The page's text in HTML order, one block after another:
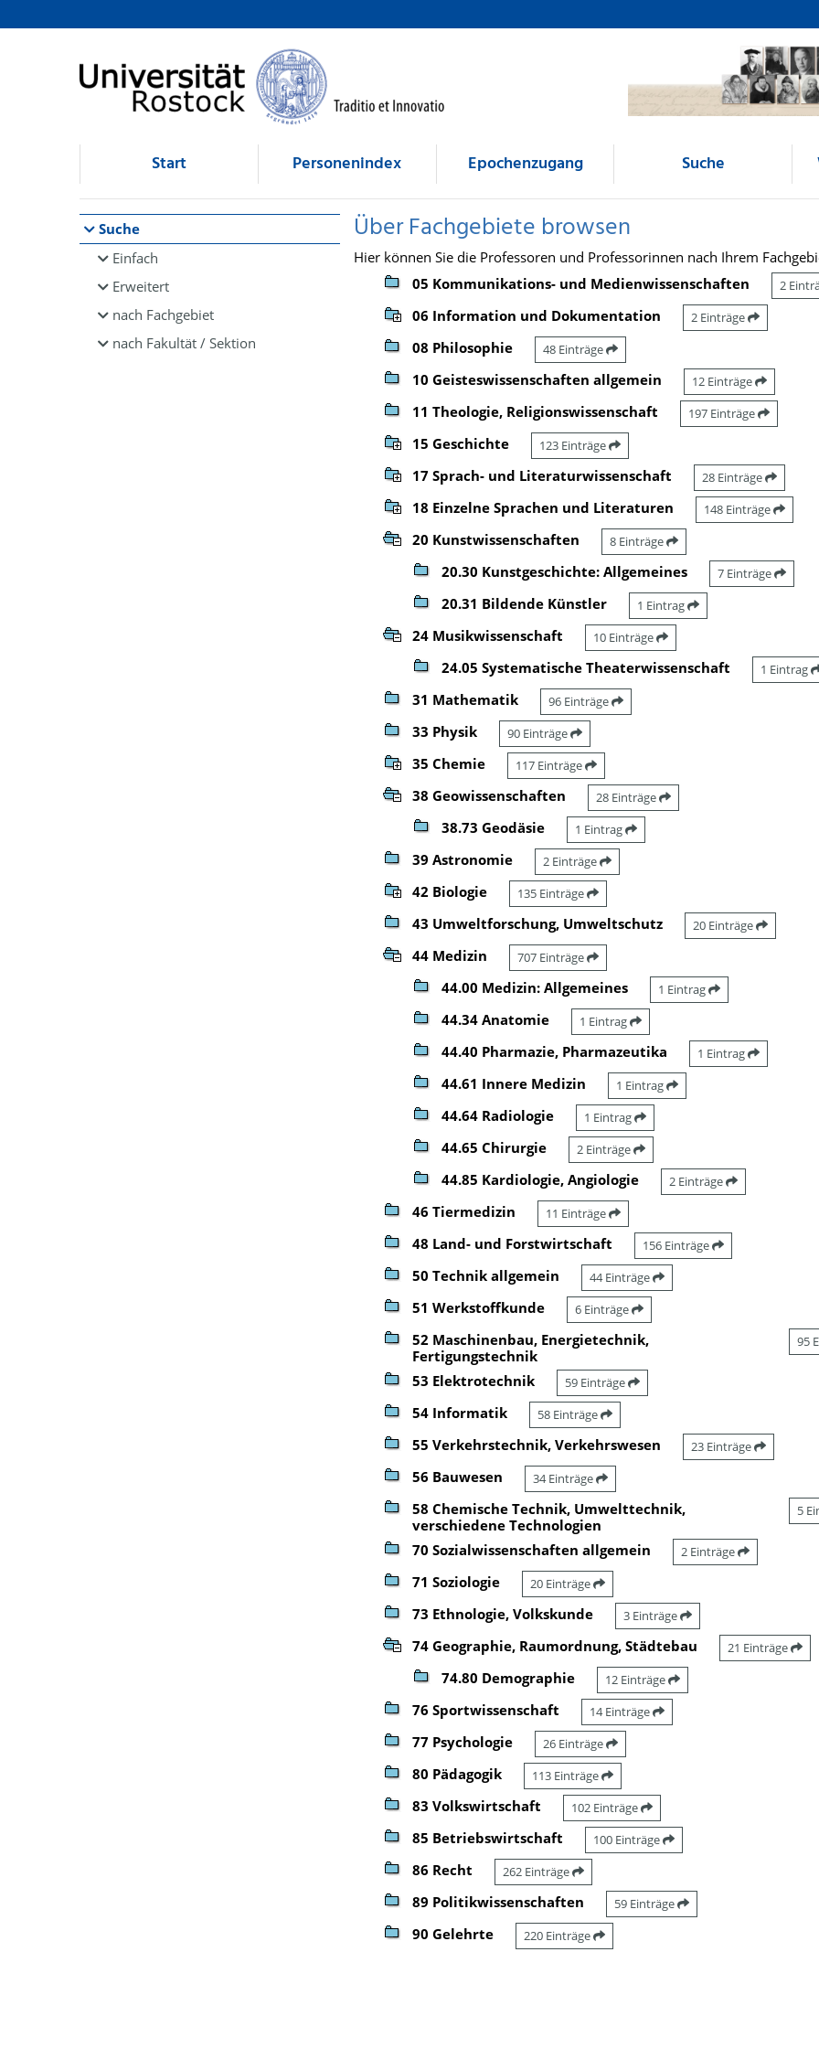
Browsen
direkt zum Inhalt
Start Personenindex Epochenzugang Suche
Suche
Einfach
Erweitert
nach Fachgebiet
nach Fakultät / Sektion
Über Fachgebiete browsen
Hier können Sie die Professoren und Professorinnen nach Ihrem
05 Kommunikations- und Medienwissenschaften
2
06 Information und Dokumentation 2 Einträge
08 Philosophie 48 Einträge
10 Geisteswissenschaften allgemein 12 Einträge
11 Theologie, Religionswissenschaft 197 Einträge
15 Geschichte 123 Einträge
17 Sprach- und Literaturwissenschaft 28 Einträge
18 Einzelne Sprachen und Literaturen 148 Einträge
20 Kunstwissenschaften 8 Einträge
20.30 Kunstgeschichte: Allgemeines 7 Einträge
20.31 Bildende Künstler 1 Eintrag
24 Musikwissenschaft 10 Einträge
24.05 Systematische Theaterwissenschaft 1 Eintrag
31 Mathematik 96 Einträge
33 Physik 90 Einträge
35 Chemie 117 Einträge
38 Geowissenschaften 28 Einträge
38.73 Geodäsie 1 Eintrag
39 Astronomie 2 Einträge
42 Biologie 135 Einträge
43 Umweltforschung, Umweltschutz 20 Einträge
44 Medizin 707 Einträge
44.00 Medizin: Allgemeines 1 Eintrag
44.34 Anatomie 1 Eintrag
44.40 Pharmazie, Pharmazeutika 1 Eintrag
44.61 Innere Medizin 1 Eintrag
44.64 Radiologie 1 Eintrag
44.65 Chirurgie 2 Einträge
44.85 Kardiologie, Angiologie 2 Einträge
46 Tiermedizin 11 Einträge
48 Land- und Forstwirtschaft 156 Einträge
50 Technik allgemein 44 Einträge
51 Werkstoffkunde 6 Einträge
52 Maschinenbau, Energietechnik,
Fertigungstechnik
95
53 Elektrotechnik 59 Einträge
54 Informatik 58 Einträge
55 Verkehrstechnik, Verkehrswesen 23 Einträge
56 Bauwesen 34 Einträge
58 Chemische Technik, Umwelttechnik,
verschiedene Technologien
5
70 Sozialwissenschaften allgemein 2 Einträge
71 Soziologie 20 Einträge
73 Ethnologie, Volkskunde 3 Einträge
74 Geographie, Raumordnung, Städtebau 21 Einträge
74.80 Demographie 12 Einträge
76 Sportwissenschaft 14 Einträge
77 Psychologie 26 Einträge
80 Pädagogik 113 Einträge
83 Volkswirtschaft 102 Einträge
85 Betriebswirtschaft 100 Einträge
86 Recht 262 Einträge
89 Politikwissenschaften 59 Einträge
90 Gelehrte 220 Einträge